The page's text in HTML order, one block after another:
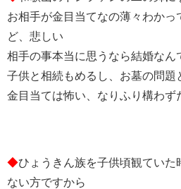
お相手が金目当てなの薄々わかっ
ど、悲しい
相手の事本当に思うなら結婚なん
子供と相続もめるし、お墓の問題
金目当ては怖い、なりふり構わず
◆ひょうきん族を子供頃観ていた
ない方ですから